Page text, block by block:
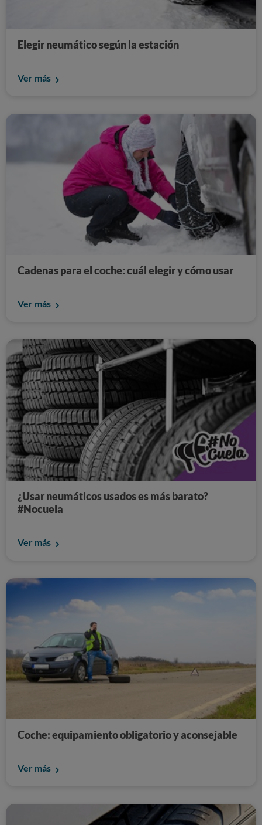
Elegir neumático según la estación
Ver más
Cadenas para el coche: cuál elegir y cómo usar
Ver más
¿Usar neumáticos usados es más barato?
#Nocuela
Ver más
Coche: equipamiento obligatorio y aconsejable
Ver más